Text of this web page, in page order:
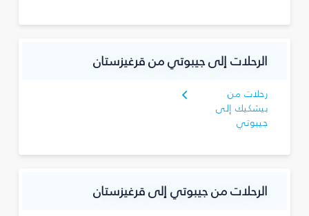
الرحلات إلى جيبوتي من قرغيزستان
رحلات من
بيشكيك إلى
جيبوتي
الرحلات من جيبوتي إلى قرغيزستان